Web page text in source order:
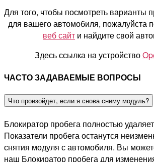
Для того, чтобы посмотреть варианты
для вашего автомобиля, пожалуйста
веб сайт и найдите свой
Здесь ссылка на устройство
ЧАСТО ЗАДАВАЕМЫЕ ВОПРОСЫ
Что произойдет, если я снова сниму модуль?
Блокиратор пробега полностью
Показатели пробега останутся
снятия модуля с автомобиля. Вы
наш Блокиратор пробега для